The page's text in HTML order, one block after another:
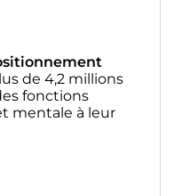
de 4,2 millions
fonctions
mentale à leur